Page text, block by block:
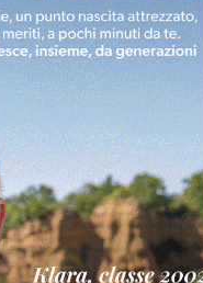
2026
BCC Banca
incontra le
gli Enti di
Bracciolini
In vetrina 23